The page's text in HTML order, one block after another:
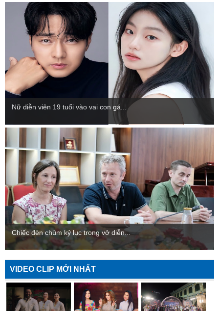
Nữ diễn viên 19 tuổi vào vai con gá...
Chiếc đèn chùm kỷ lục trong vở diễn...
VIDEO CLIP MỚI NHẤT